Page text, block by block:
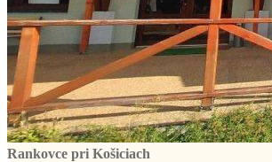
Rankovce pri Košiciach